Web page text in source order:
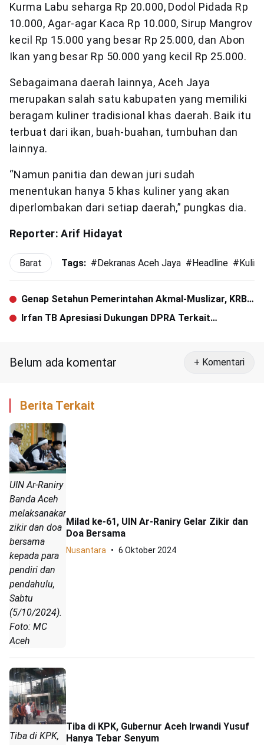
Kurma Labu seharga Rp 20.000, Dodol Pidada Rp
10.000, Agar-agar Kaca Rp 10.000, Sirup Mangrov
kecil Rp 15.000 yang besar Rp 25.000, dan Abon
Ikan yang besar Rp 50.000 yang kecil Rp 25.000.
Sebagaimana daerah lainnya, Aceh Jaya
merupakan salah satu kabupaten yang memiliki
beragam kuliner tradisional khas daerah. Baik itu
terbuat dari ikan, buah-buahan, tumbuhan dan
lainnya.
“Namun panitia dan dewan juri sudah
menentukan hanya 5 khas kuliner yang akan
diperlombakan dari setiap daerah,” pungkas dia.
Reporter: Arif Hidayat
Barat Tags: #Dekranas Aceh Jaya #Headline #
Genap Setahun Pemerintahan Akmal-Muslizar, KRB:
Tak Banyak Perubahan
Irfan TB Apresiasi Dukungan DPRA Terkait
Belum ada komentar + Komentari
Berita Terkait
UIN Ar-Raniry
Banda Aceh
melaksanakan
zikir dan doa
bersama
kepada para
pendiri dan
pendahulu,
Sabtu
(5/10/2024).
Foto: MC
Aceh
Milad ke-61, UIN Ar-Raniry Gelar Zikir dan
Doa Bersama
Nusantara 6 Oktober 2024
Tiba di KPK,
Tiba di KPK, Gubernur Aceh Irwandi Yusuf
Hanya Tebar Senyum